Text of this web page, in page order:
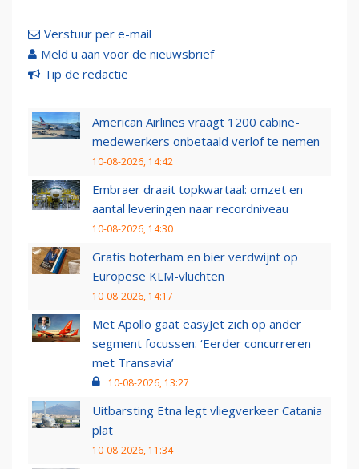
Verstuur per e-mail
Meld u aan voor de nieuwsbrief
Tip de redactie
American Airlines vraagt 1200 cabine-
medewerkers onbetaald verlof te nemen
10-08-2026, 14:42
Embraer draait topkwartaal: omzet en
aantal leveringen naar recordniveau
10-08-2026, 14:30
Gratis boterham en bier verdwijnt op
Europese KLM-vluchten
10-08-2026, 14:17
Met Apollo gaat easyJet zich op ander
segment focussen: ‘Eerder concurreren
met Transavia’
10-08-2026, 13:27
Uitbarsting Etna legt vliegverkeer Catania
plat
10-08-2026, 11:34